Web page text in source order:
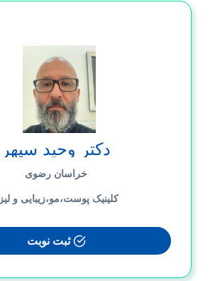
دکتر وحید سپهر
خراسان رضوی
کلینیک پوست،مو،زیبایی و
ثبت نوبت